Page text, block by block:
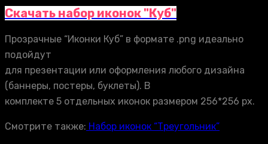
Скачать набор иконок "Куб"
Прозрачные “Иконки Куб” в формате .png идеально
подойдут
для презентации или оформления любого дизайна
(баннеры, постеры, буклеты). В
комплекте 5 отдельных иконок размером 256*256 px.
Смотрите также: Набор иконок “Треугольник”